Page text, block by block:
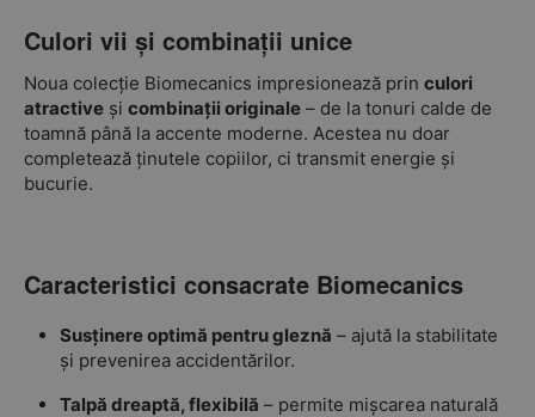
Culori vii și combinații unice
Noua colecție Biomecanics impresionează prin culori
atractive și combinații originale – de la tonuri calde de
toamnă până la accente moderne. Acestea nu doar
completează ținutele copiilor, ci transmit energie și
bucurie.
Caracteristici consacrate Biomecanics
Susținere optimă pentru gleznă – ajută la stabilitate
și prevenirea accidentărilor.
Talpă dreaptă, flexibilă – permite mișcarea naturală